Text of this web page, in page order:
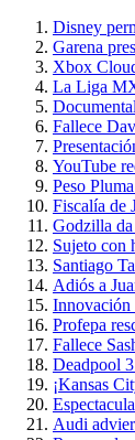
Disney
Garena
Xbox
La Liga
Fallece
YouTube
Peso
Fiscalía de
Godzilla da
Sujeto con
Santiago
Adiós a
Innovación
Profepa
Fallece
Deadpool
¡Kansas
Audi